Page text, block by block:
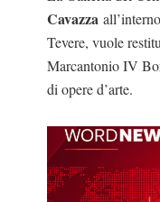
Cavazza
Tevere, vuole
Marcantonio IV
di opere d’arte.